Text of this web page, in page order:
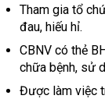
Tham gia tổ
đau, hiếu hỉ.
CBNV có thẻ
chữa bệnh, sử
Được làm việc